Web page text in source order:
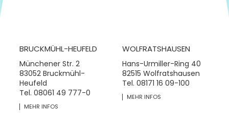
BRUCKMÜHL-HEUFELD
Münchener Str. 2
83052 Bruckmühl-
Heufeld
Tel.08061 49 777-0
MEHR INFOS
WOLFRATSHAUSEN
Hans-Urmiller-Ring 40
82515 Wolfratshausen
Tel. 08171 16 09-100
MEHR INFOS